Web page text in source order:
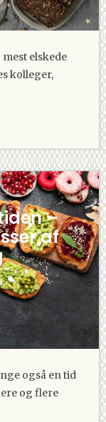
elskede
kolleger,
–
af
også en tid
og flere